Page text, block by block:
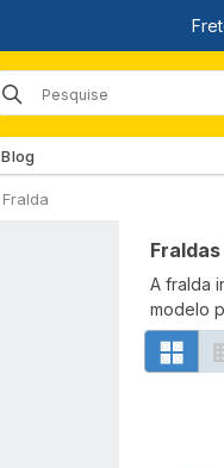
Blog
Fralda
Fraldas
A fralda
modelo